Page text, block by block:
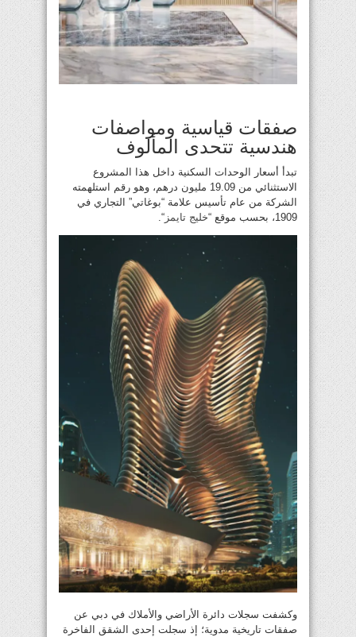
صفقات قياسية ومواصفات
هندسية تتحدى المألوف
تبدأ أسعار الوحدات السكنية داخل هذا المشروع
الاستثنائي من 19.09 مليون درهم، وهو رقم استلهمته
الشركة من عام تأسيس علامة “بوغاتي” التجاري في
1909، بحسب موقع “
خليج تايمز “.
وكشفت سجلات دائرة الأراضي والأملاك في دبي عن
صفقات تاريخية مدوية؛ إذ سجلت إحدى الشقق الفاخرة